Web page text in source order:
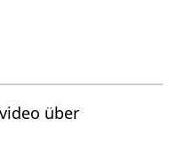
über